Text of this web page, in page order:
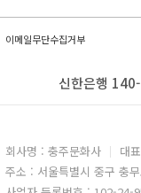
이메일무단수집거부
신한은행
회사명 : 충주문화사
대
주소 : 서울특별시 중구 충